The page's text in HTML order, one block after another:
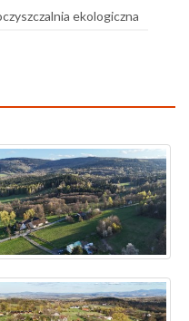
ekologiczna